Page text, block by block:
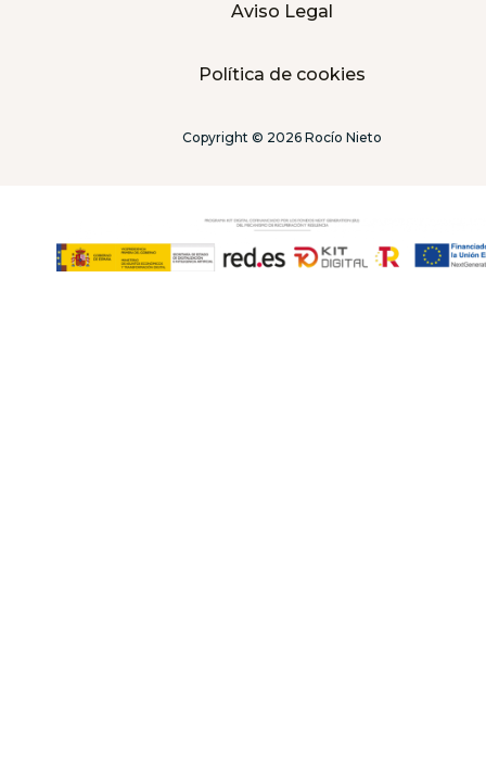
Aviso Legal
Política de cookies
Copyright © 2026 Rocío Nieto